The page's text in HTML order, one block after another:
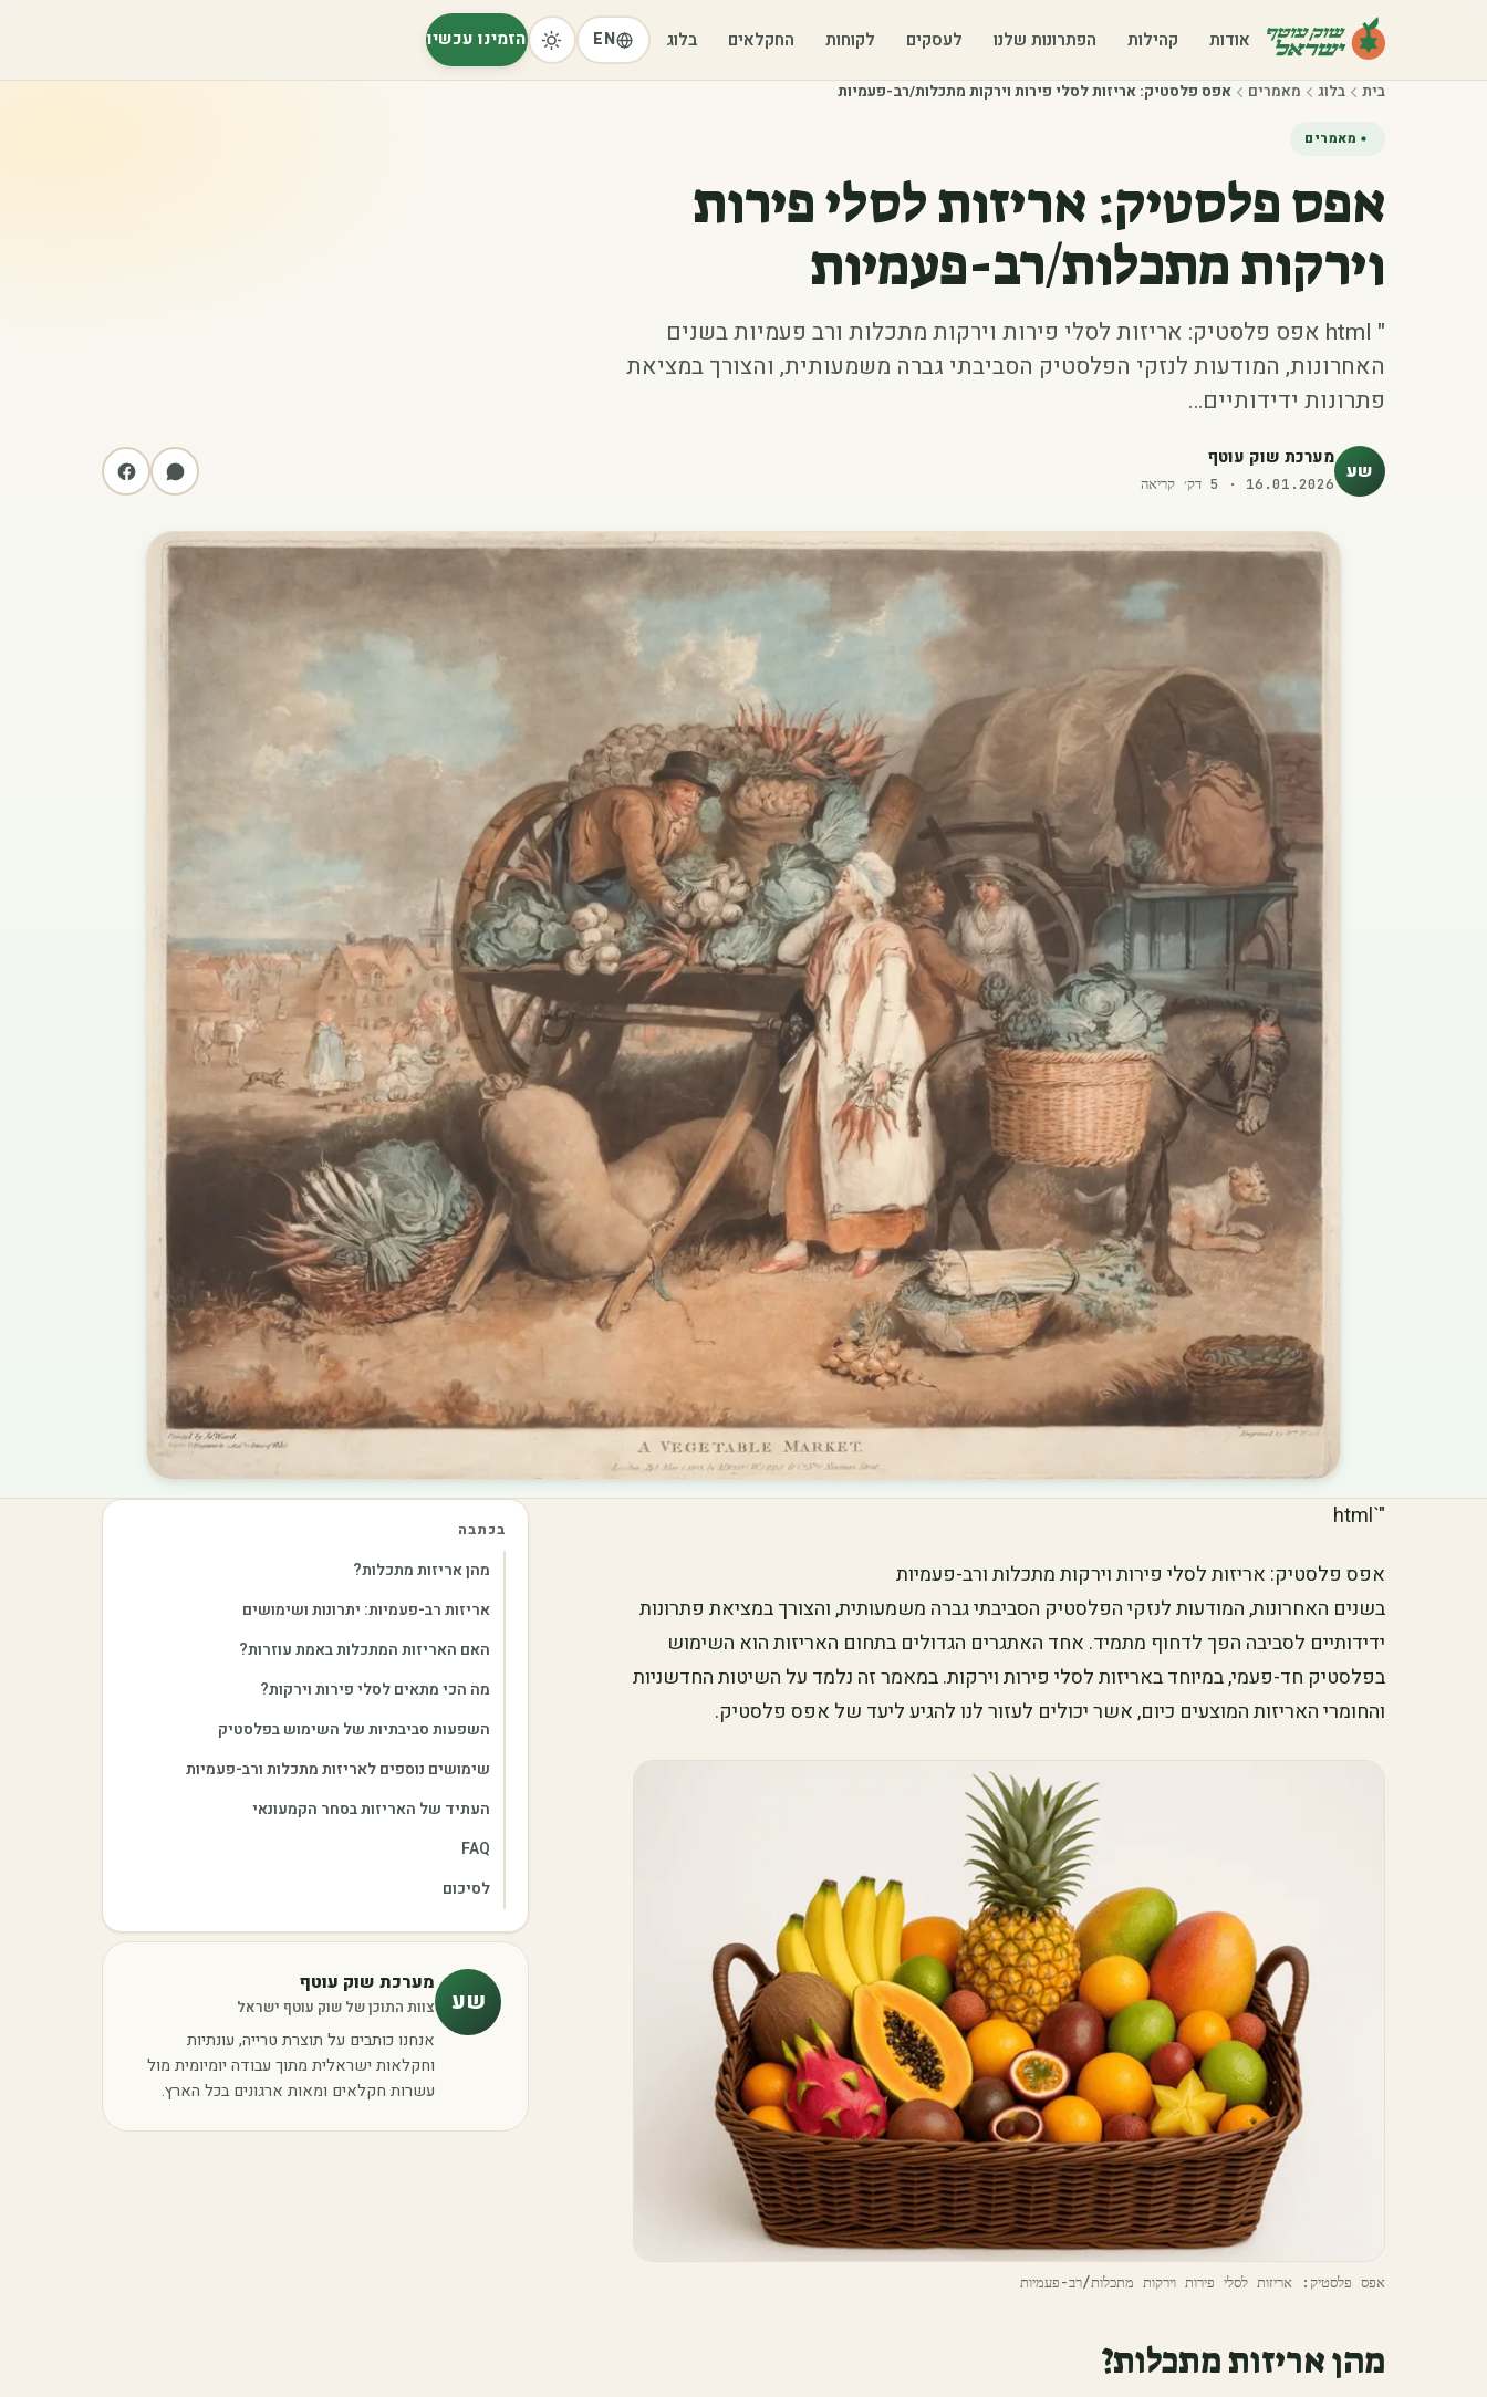
אודות קהילות הפתרונות שלנו לעסקים לקוחות החקלאים בלוג EN הזמינו עכשיו
בית בלוג מאמרים ‫אפס פלסטיק: אריזות לסלי פירות וירקות מתכלות/רב-פעמיות‬
מאמרים
‫אפס פלסטיק: אריזות לסלי פירות
וירקות מתכלות/רב-פעמיות‬
" html אפס פלסטיק: אריזות לסלי פירות וירקות מתכלות ורב פעמיות בשנים
האחרונות, המודעות לנזקי הפלסטיק הסביבתי גברה משמעותית, והצורך במציאת
פתרונות ידידותיים…
שע מערכת שוק עוטף
16.01.2026
·
5 דק׳ קריאה
"`html
אפס פלסטיק: אריזות לסלי פירות וירקות מתכלות ורב-פעמיות
בשנים האחרונות, המודעות לנזקי הפלסטיק הסביבתי גברה משמעותית, והצורך במציאת פתרונות
ידידותיים לסביבה הפך לדחוף מתמיד. אחד האתגרים הגדולים בתחום האריזות הוא השימוש
בפלסטיק חד-פעמי, במיוחד באריזות לסלי פירות וירקות. במאמר זה נלמד על השיטות החדשניות
והחומרי האריזות המוצעים כיום, אשר יכולים לעזור לנו להגיע ליעד של אפס פלסטיק.
‫אפס פלסטיק: אריזות לסלי פירות וירקות מתכלות/רב-פעמיות‬
מהן אריזות מתכלות?
בכתבה
מהן אריזות מתכלות?
אריזות רב-פעמיות: יתרונות ושימושים
האם האריזות המתכלות באמת עוזרות?
מה הכי מתאים לסלי פירות וירקות?
השפעות סביבתיות של השימוש בפלסטיק
שימושים נוספים לאריזות מתכלות ורב-פעמיות
העתיד של האריזות בסחר הקמעונאי
FAQ
לסיכום
שע
מערכת שוק עוטף
צוות התוכן של שוק עוטף ישראל
אנחנו כותבים על תוצרת טרייה, עונתיות
וחקלאות ישראלית מתוך עבודה יומיומית מול
עשרות חקלאים ומאות ארגונים בכל הארץ.